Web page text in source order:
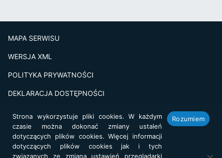
MAPA SERWISU
WERSJA XML
POLITYKA PRYWATNOŚCI
DEKLARACJA DOSTĘPNOŚCI
Projekt i realizacja: netkoncept.com
Strona wykorzystuje pliki cookies. W każdym
czasie można dokonać zmiany ustaleń
dotyczących plików cookies. Więcej informacji
dotyczących plików cookies jak i tych
związanych ze zmianą ustawień przeglądarki
Rozumiem